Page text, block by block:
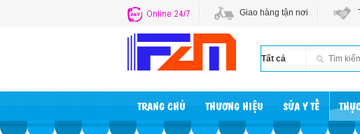
Giao hàng tận nơi
TRANG CHỦ THƯƠNG HIỆU SỮA Y TẾ